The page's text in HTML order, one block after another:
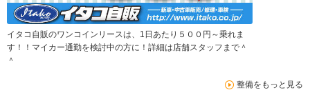
イタコ自販のワンコインリースは、1日あたり５００円～乗れま
す！！マイカー通勤を検討中の方に！詳細は店舗スタッフまで＾
＾
整備をもっと見る